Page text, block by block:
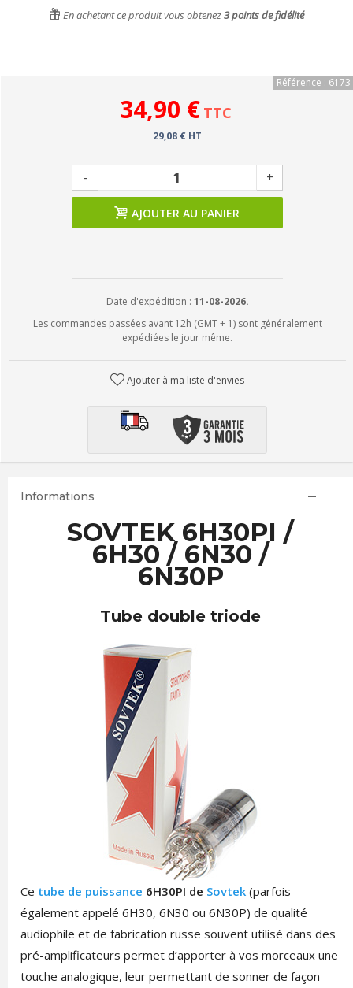
En achetant ce produit vous obtenez3points de fidélité
Référence : 6173
34,90 € TTC
29,08 € HT
- +
AJOUTER AU PANIER
Date d'expédition : 11-08-2026.
Les commandes passées avant 12h (GMT + 1) sont généralement
expédiées le jour même.
Ajouter à ma liste d'envies
Informations
SOVTEK 6H30PI /
6H30 / 6N30 /
6N30P
Tube double triode
Ce tube de puissance 6H30PI de Sovtek (parfois
également appelé 6H30, 6N30 ou 6N30P) de qualité
audiophile et de fabrication russe souvent utilisé dans des
pré-amplificateurs permet d’apporter à vos morceaux une
touche analogique, leur permettant de sonner de façon